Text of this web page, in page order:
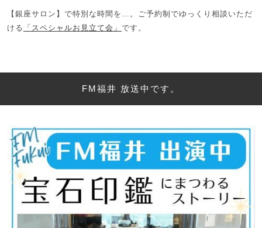
【銀座サロン】で特別な時間を…。ご予約制でゆっくり相談いただ
ける 「スペシャルお見立て会」 です。
FM福井 放送中です。